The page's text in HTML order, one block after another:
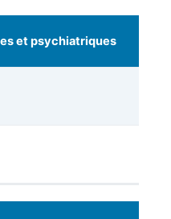
et psychiatriques